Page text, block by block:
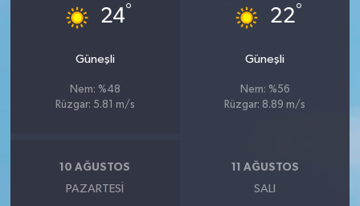
24°
Güneşli
Nem: %48
Rüzgar: 5.81 m/s
22°
Güneşli
Nem: %56
Rüzgar: 8.89 m/s
10 AĞUSTOS
PAZARTESI
11 AĞUSTOS
SALI